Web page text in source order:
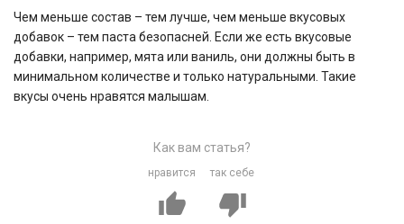
Чем меньше состав – тем лучше, чем меньше вкусовых
добавок – тем паста безопасней. Если же есть вкусовые
добавки, например, мята или ваниль, они должны быть в
минимальном количестве и только натуральными. Такие
вкусы очень нравятся малышам.
Как вам статья?
нравится так себе